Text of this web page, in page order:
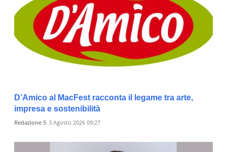
D’Amico al MacFest racconta il legame tra arte,
impresa e sostenibilità
Redazione 5 3 Agosto 2026 09:27